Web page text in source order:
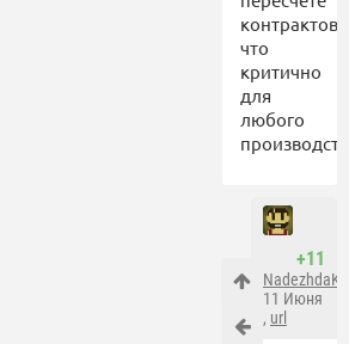
контрактов,
что
критично
для
любого
+11
NadezhdaK
11 Июня
, url